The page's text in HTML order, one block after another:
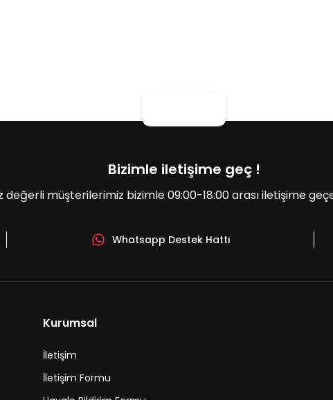
Gönder
Bizimle iletişime geç !
değerli müşterilerimiz bizimle 09:00-18:00 arası iletişime
Whatsapp Destek Hattı
Kurumsal
İletişim
İletişim Formu